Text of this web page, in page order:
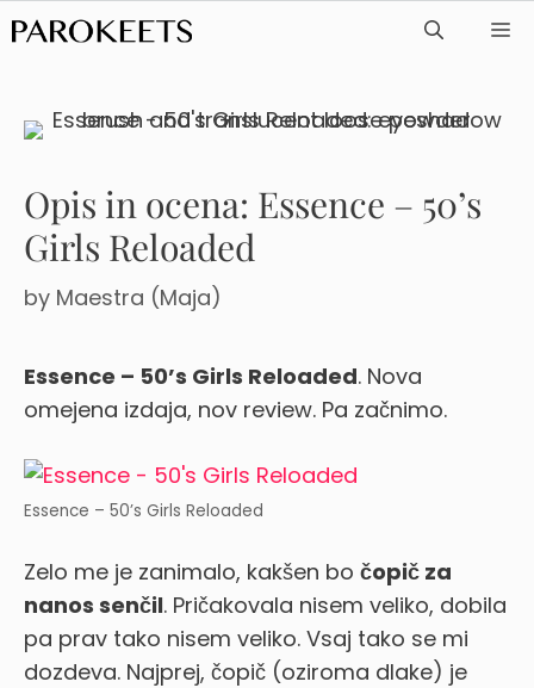
Skip
to
Opis in ocena: Essence – 50’s
Girls Reloaded
by Maestra (Maja)
Essence – 50’s Girls Reloaded. Nova
omejena izdaja, nov review. Pa začnimo.
Essence – 50’s Girls Reloaded
Zelo me je zanimalo, kakšen bo čopič za
nanos senčil. Pričakovala nisem veliko, dobila
pa prav tako nisem veliko. Vsaj tako se mi
dozdeva. Najprej, čopič (oziroma dlake) je